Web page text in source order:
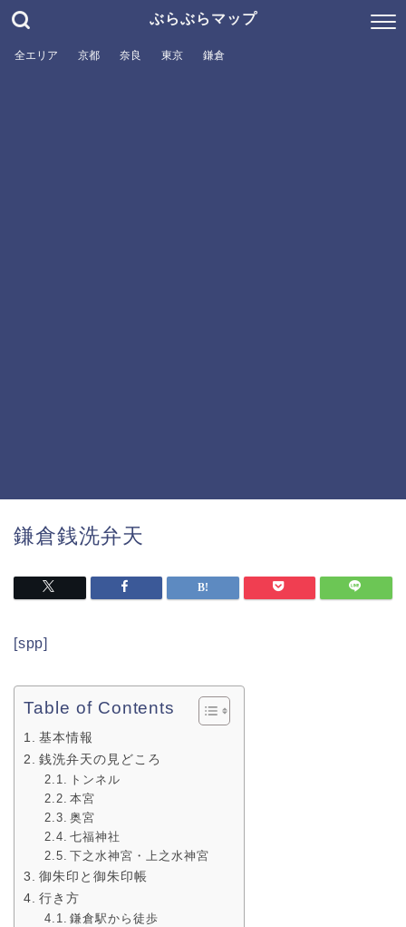
ぶらぶらマップ
全エリア 京都 奈良 東京 鎌倉
鎌倉銭洗弁天
[spp]
Table of Contents
基本情報
銭洗弁天の見どころ
トンネル
本宮
奥宮
七福神社
下之水神宮・上之水神宮
御朱印と御朱印帳
行き方
鎌倉駅から徒歩